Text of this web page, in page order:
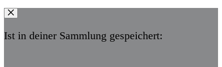
Ist in deiner Sammlung gespeichert: